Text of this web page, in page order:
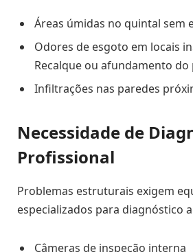
Áreas úmidas no quintal sem
Odores de esgoto em locais
Recalque ou afundamento do
Infiltrações nas paredes
Necessidade de
Profissional
Problemas estruturais exigem
especializados para diagnóstico
Câmeras de inspeção interna